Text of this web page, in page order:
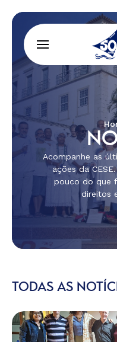
Acompanhe as
ações da
pouco do que
direitos
TODAS AS